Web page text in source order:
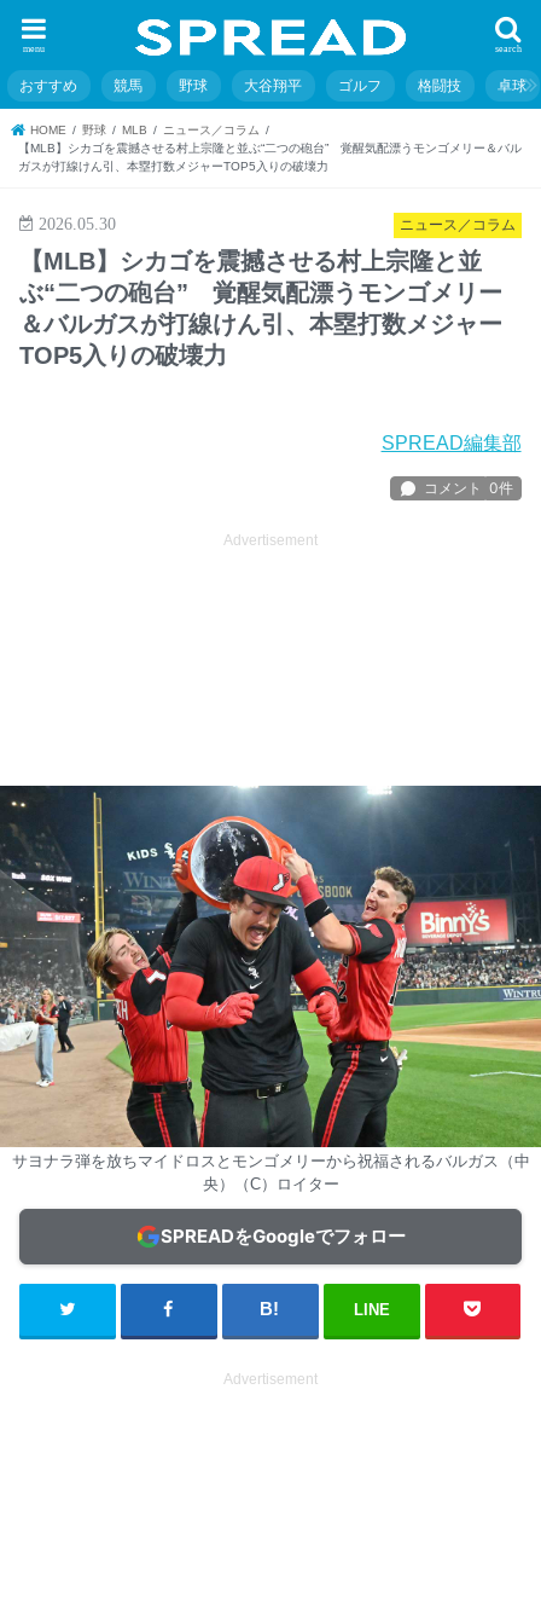
search
menu
おすすめ 競馬 野球 大谷翔平 ゴルフ 格闘技 卓球
HOME 野球 MLB
ニュース／コラム
【MLB】シカゴを震撼させる村上宗隆と並ぶ“二つの砲台” 覚醒気配漂うモンゴメリー＆バル
ガスが打線けん引、本塁打数メジャーTOP5入りの破壊力
ニュース／コラム
2026.05.30
【MLB】シカゴを震撼させる村上宗隆と並
ぶ“二つの砲台” 覚醒気配漂うモンゴメリー
＆バルガスが打線けん引、本塁打数メジャー
TOP5入りの破壊力
SPREAD編集部
Advertisement
サヨナラ弾を放ちマイドロスとモンゴメリーから祝福されるバルガス（中
央）（C）ロイター
SPREADをGoogleでフォロー
LINE
Advertisement